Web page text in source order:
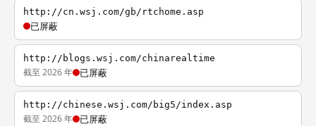
http://cn.wsj.com/gb/rtchome.asp
已屏蔽
http://blogs.wsj.com/chinarealtime
截至 2026 年 已屏蔽
http://chinese.wsj.com/big5/index.asp
截至 2026 年 已屏蔽